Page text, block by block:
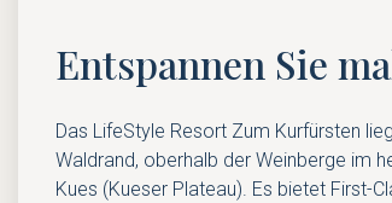
Entspannen Sie
Das LifeStyle Resort Zum Kurfürsten
Waldrand, oberhalb der Weinberge im
Kues (Kueser Plateau). Es bietet First-